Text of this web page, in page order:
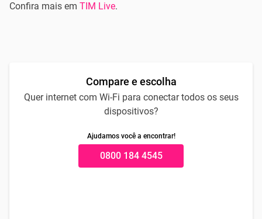
Confira mais em TIM Live.
Compare e escolha
Quer internet com Wi-Fi para conectar todos os seus
dispositivos?
Ajudamos você a encontrar!
0800 184 4545